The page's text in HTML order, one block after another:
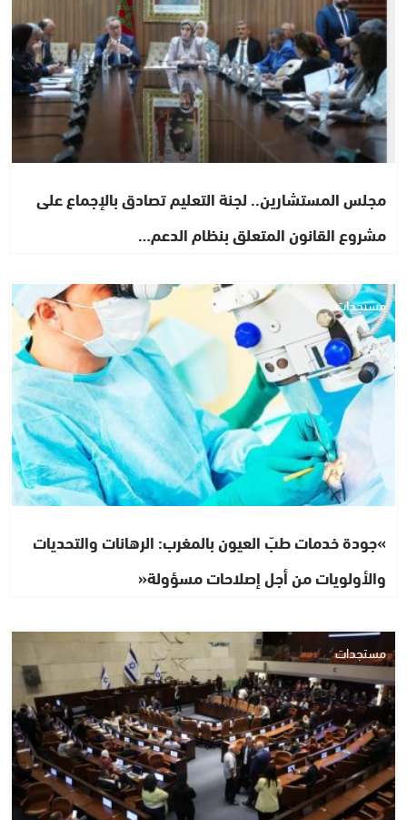
مجلس المستشارين.. لجنة التعليم تصادق بالإجماع على
مشروع القانون المتعلق بنظام الدعم…
مستجدات
»جودة خدمات طبّ العيون بالمغرب: الرهانات والتحديات
والأولويات من أجل إصلاحات مسؤولة«
مستجدات